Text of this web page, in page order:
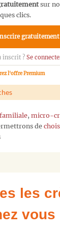
sur
clics.
gratuitement
inscrit ? Se
l'offre Premium
, micro-
de
les
vous